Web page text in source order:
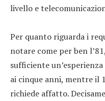
livello e
Per quanto riguarda i
notare come per ben
sufficiente
ai cinque anni, mentre il
richiede affatto.